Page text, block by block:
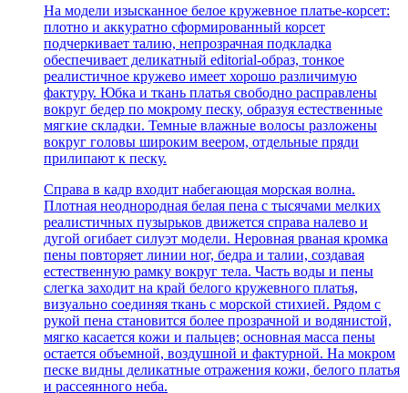
На модели изысканное белое кружевное платье-корсет:
плотно и аккуратно сформированный корсет
подчеркивает талию, непрозрачная подкладка
обеспечивает деликатный editorial-образ, тонкое
реалистичное кружево имеет хорошо различимую
фактуру. Юбка и ткань платья свободно расправлены
вокруг бедер по мокрому песку, образуя естественные
мягкие складки. Темные влажные волосы разложены
вокруг головы широким веером, отдельные пряди
прилипают к песку.
Справа в кадр входит набегающая морская волна.
Плотная неоднородная белая пена с тысячами мелких
реалистичных пузырьков движется справа налево и
дугой огибает силуэт модели. Неровная рваная кромка
пены повторяет линии ног, бедра и талии, создавая
естественную рамку вокруг тела. Часть воды и пены
слегка заходит на край белого кружевного платья,
визуально соединяя ткань с морской стихией. Рядом с
рукой пена становится более прозрачной и водянистой,
мягко касается кожи и пальцев; основная масса пены
остается объемной, воздушной и фактурной. На мокром
песке видны деликатные отражения кожи, белого платья
и рассеянного неба.